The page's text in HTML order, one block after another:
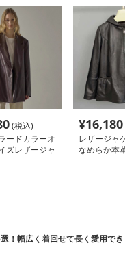
(税込)
ードカラーオ
ズレザージャ
¥16,180
レザージャケ
なめらか本革
！幅広く着回せて長く愛用でき